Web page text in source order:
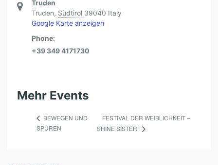
Truden
Truden, Südtirol 39040 Italy
Google Karte anzeigen
Phone:
+39 349 4171730
Mehr Events
BEWEGEN UND
SPÜREN
FESTIVAL DER WEIBLICHKEIT –
SHINE SISTER!